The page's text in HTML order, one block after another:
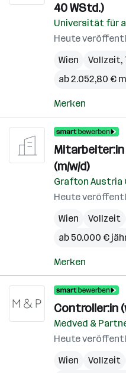
40 WStd.)
Universität für
Heute
Wien
Vollzeit,
ab 2.052,80 €
Merken
(m/w/d)
Grafton Austria
Heute
Wien
Vollzeit
ab 50.000 €
Merken
Controller:in
Medved &
Heute
Wien
Vollzeit